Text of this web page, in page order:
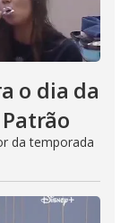
o dia da
da temporada